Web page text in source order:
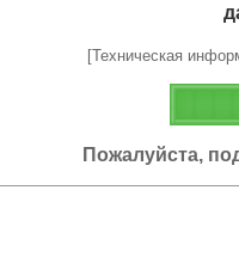
[Техническая
Пожалуйста,